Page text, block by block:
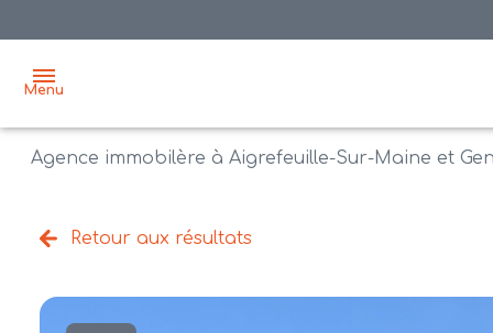
Menu
acheter
biens
vente
Agence immobilère à Aigrefeuille-Sur-Maine et
Retour aux résultats